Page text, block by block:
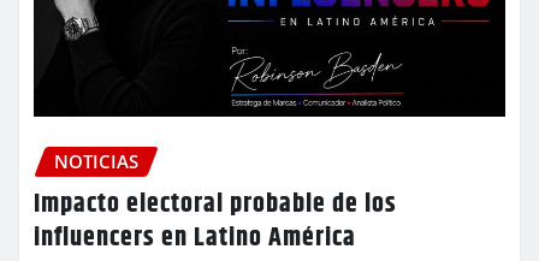
NOTICIAS
Impacto electoral probable de los
influencers en Latino América